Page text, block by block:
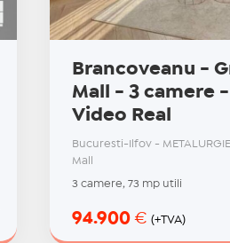
Brancoveanu -
Mall - 3 camere
Video Real
Bucuresti-Ilfov -
Mall
3 camere, 73 mp utili
94.900€ (+TVA)